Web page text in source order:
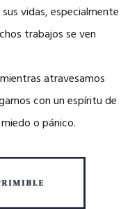
vidas, especialmente
trabajos se ven
atravesamos
con un espíritu de
o pánico.